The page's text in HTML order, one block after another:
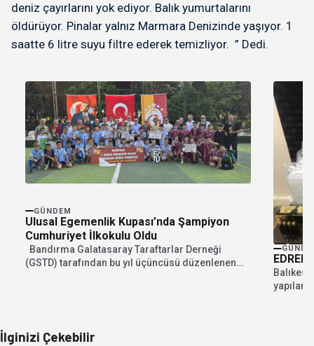
deniz çayırlarını yok ediyor. Balık yumurtalarını
öldürüyor. Pinalar yalnız Marmara Denizinde yaşıyor. 1
saatte 6 litre suyu filtre ederek temizliyor. ” Dedi.
GÜNDEM
Ulusal Egemenlik Kupası’nda Şampiyon
Cumhuriyet İlkokulu Oldu
Bandırma Galatasaray Taraftarlar Derneği
(GSTD) tarafından bu yıl üçüncüsü düzenlenen
yapılan
İlginizi Çekebilir